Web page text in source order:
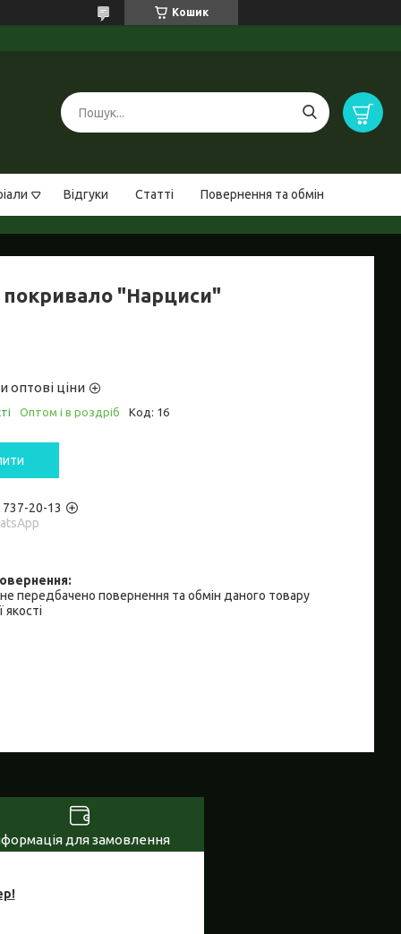
Кошик
Відгуки Статті Повернення та обмін
"Нарциси"
оптові ціни
Оптом і в роздріб Код: 16
737-20-13
передбачено повернення та обмін даного товару
для замовлення